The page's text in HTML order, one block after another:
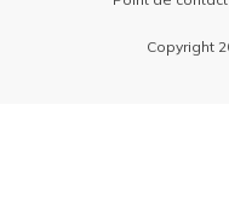
Copyright